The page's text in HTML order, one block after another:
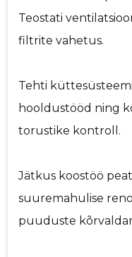
Teostati
filtrite vahetus.
Tehti
hooldustööd ning
torustike kontroll.
Jätkus koostöö
suuremahulise
puuduste